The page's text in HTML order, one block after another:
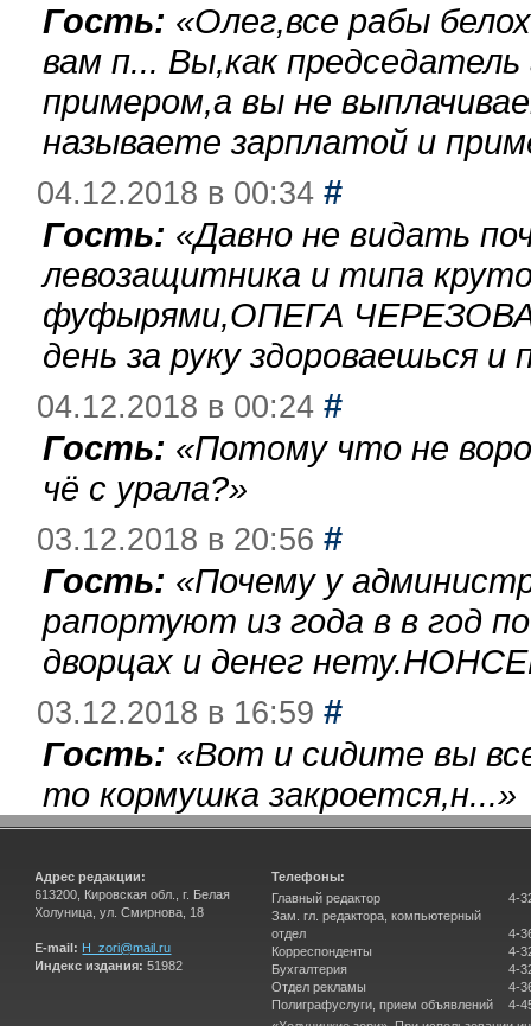
Гость: «Олег,все рабы
вам п... Вы,как
примером,а вы не
называете зарплатой и
04.12.2018 в 00:34 #
Гость: «Давно не видать
левозащитника и типа
фуфырями,ОПЕГА
день за руку здороваешься
04.12.2018 в 00:24 #
Гость: «Потому что не
чё с урала?»
03.12.2018 в 20:56 #
Гость: «Почему у
рапортуют из года в в год
дворцах и денег
03.12.2018 в 16:59 #
Гость: «Вот и сидите вы
то кормушка закроется,н...»
Адрес редакции:
613200, Кировская обл., г. Белая
Холуница, ул. Смирнова, 18
E-mail: H_zori@mail.ru
Индекс издания: 51982
Телефоны:
Главный редактор
Зам. гл. редактора, компьютерный
отдел
Корреспонденты
Бухгалтерия
Отдел рекламы
Полиграфуслуги, прием объявлений
4-
4-
4-
4-
4-
4-